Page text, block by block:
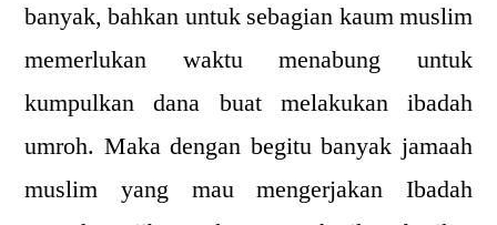
banyak, bahkan untuk sebagian kaum muslim
memerlukan waktu menabung untuk
kumpulkan dana buat melakukan ibadah
umroh. Maka dengan begitu banyak jamaah
muslim yang mau mengerjakan Ibadah